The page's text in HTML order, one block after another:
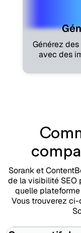
Générez
avec des
Sorank et
de la visibilité SEO
quelle
Vous trouverez